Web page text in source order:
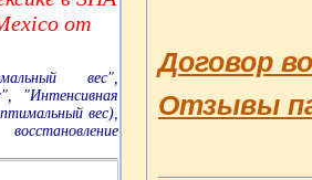
от
вес",
"Интенсивная
вес),
Договор
Отзывы